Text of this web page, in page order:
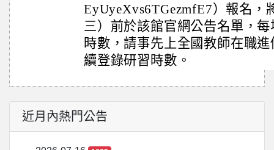
EyUyeXvs6TGezmfE7）報名，
三）前於該館官網公告名單，
時數，請事先上全國教師在職
續登錄研習時數。
近月內熱門公告